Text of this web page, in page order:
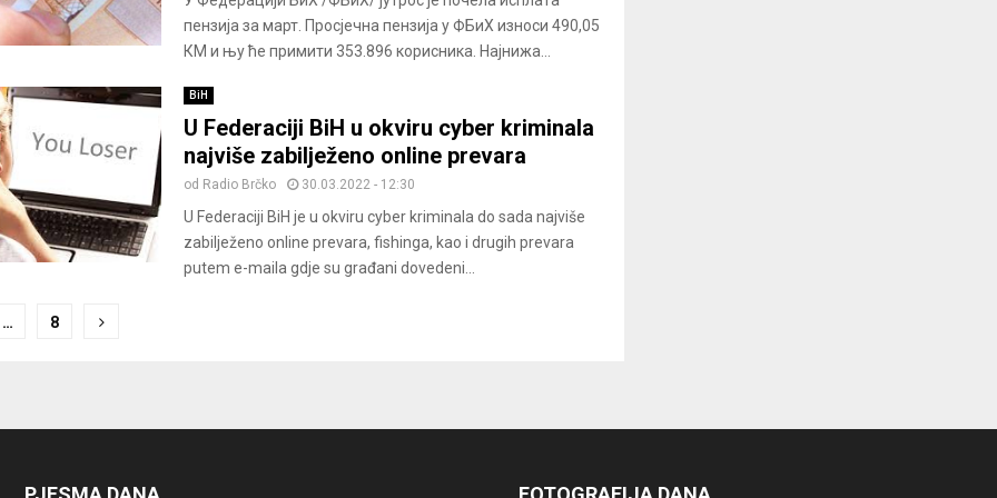
пензија за март. Просјечна пензија у ФБиХ износи 490,05
КМ и њу ће примити 353.896 корисника. Најнижа...
BiH
U Federaciji BiH u okviru cyber kriminala
najviše zabilježeno online prevara
od Radio Brčko 30.03.2022 - 12:30
U Federaciji BiH je u okviru cyber kriminala do sada najviše
zabilježeno online prevara, fishinga, kao i drugih prevara
putem e-maila gdje su građani dovedeni...
… 8